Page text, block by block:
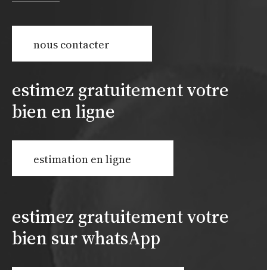
nous contacter
estimez gratuitement votre
bien en ligne
estimation en ligne
estimez gratuitement votre
bien sur whatsApp